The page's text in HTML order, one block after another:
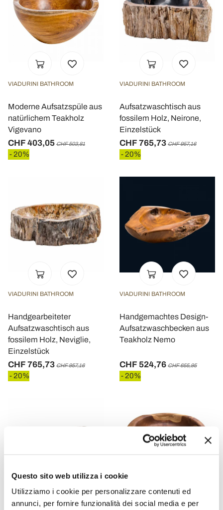
Questo sito web utilizza i cookie
Utilizziamo i cookie per personalizzare contenuti ed
annunci, per fornire funzionalità dei social media e per
VIADURINI BATHROOM
Moderne Aufsatzspüle aus
natürlichem Teakholz
Vigevano
CHF 403,05 CHF 503,81
- 20%
VIADURINI BATHROOM
Aufsatzwaschtisch aus
fossilem Holz, Neirone,
Einzelstück
CHF 765,73 CHF 957,16
- 20%
VIADURINI BATHROOM
Handgearbeiteter
Aufsatzwaschtisch aus
fossilem Holz, Neviglie,
Einzelstück
CHF 765,73 CHF 957,16
- 20%
VIADURINI BATHROOM
Handgemachtes Design-
Aufsatzwaschbecken aus
Teakholz Nemo
CHF 524,76 CHF 655,95
- 20%